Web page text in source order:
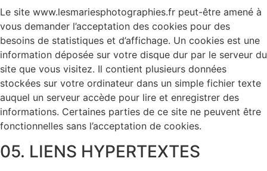
Le site www.lesmariesphotographies.fr peut-être amené à
vous demander l’acceptation des cookies pour des
besoins de statistiques et d’affichage. Un cookies est une
information déposée sur votre disque dur par le serveur du
site que vous visitez. Il contient plusieurs données
stockées sur votre ordinateur dans un simple fichier texte
auquel un serveur accède pour lire et enregistrer des
informations. Certaines parties de ce site ne peuvent être
fonctionnelles sans l’acceptation de cookies.
05. LIENS HYPERTEXTES